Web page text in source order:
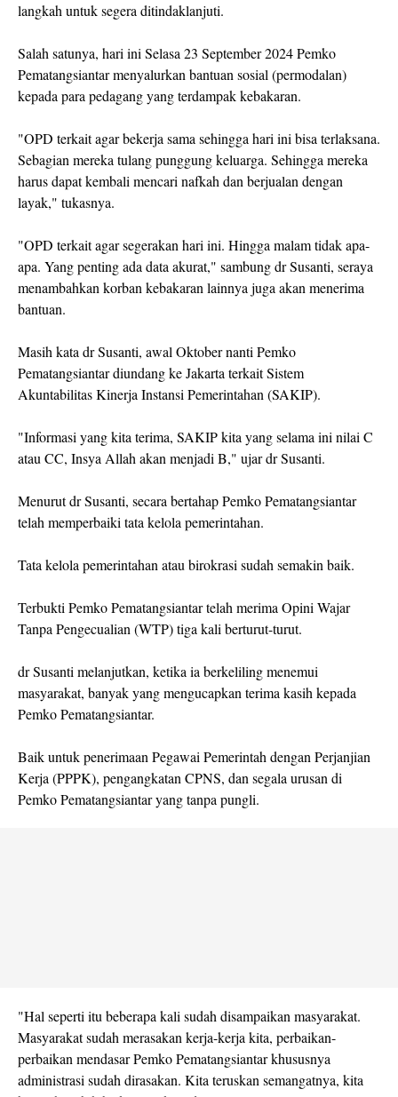
langkah untuk segera ditindaklanjuti.
Salah satunya, hari ini Selasa 23 September 2024 Pemko
Pematangsiantar menyalurkan bantuan sosial (permodalan)
kepada para pedagang yang terdampak kebakaran.
"OPD terkait agar bekerja sama sehingga hari ini bisa terlaksana.
Sebagian mereka tulang punggung keluarga. Sehingga mereka
harus dapat kembali mencari nafkah dan berjualan dengan
layak," tukasnya.
"OPD terkait agar segerakan hari ini. Hingga malam tidak apa-
apa. Yang penting ada data akurat," sambung dr Susanti, seraya
menambahkan korban kebakaran lainnya juga akan menerima
bantuan.
Masih kata dr Susanti, awal Oktober nanti Pemko
Pematangsiantar diundang ke Jakarta terkait Sistem
Akuntabilitas Kinerja Instansi Pemerintahan (SAKIP).
"Informasi yang kita terima, SAKIP kita yang selama ini nilai C
atau CC, Insya Allah akan menjadi B," ujar dr Susanti.
Menurut dr Susanti, secara bertahap Pemko Pematangsiantar
telah memperbaiki tata kelola pemerintahan.
Tata kelola pemerintahan atau birokrasi sudah semakin baik.
Terbukti Pemko Pematangsiantar telah merima Opini Wajar
Tanpa Pengecualian (WTP) tiga kali berturut-turut.
dr Susanti melanjutkan, ketika ia berkeliling menemui
masyarakat, banyak yang mengucapkan terima kasih kepada
Pemko Pematangsiantar.
Baik untuk penerimaan Pegawai Pemerintah dengan Perjanjian
Kerja (PPPK), pengangkatan CPNS, dan segala urusan di
Pemko Pematangsiantar yang tanpa pungli.
"Hal seperti itu beberapa kali sudah disampaikan masyarakat.
Masyarakat sudah merasakan kerja-kerja kita, perbaikan-
perbaikan mendasar Pemko Pematangsiantar khususnya
administrasi sudah dirasakan. Kita teruskan semangatnya, kita